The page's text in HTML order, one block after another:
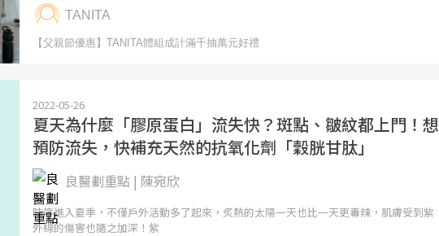
2022-05-26
夏天為什麼「膠原蛋白」流失快？斑點、皺紋都上門！想
預防流失，快補充天然的抗氧化劑「穀胱甘肽」
良醫劃重點 | 陳宛欣
時序進入夏季，不僅戶外活動多了起來，炙熱的太陽一天也比一天更毒辣，肌膚受到紫
外線的傷害也隨之加深！紫